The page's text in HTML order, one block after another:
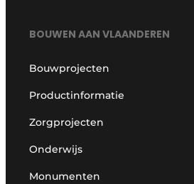
BOUWEN AAN VLAANDEREN
Bouwprojecten
Productinformatie
Zorgprojecten
Onderwijs
Monumenten